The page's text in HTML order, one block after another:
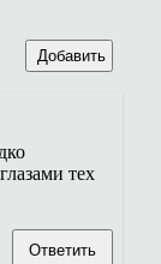
Добавить
тех
Ответить